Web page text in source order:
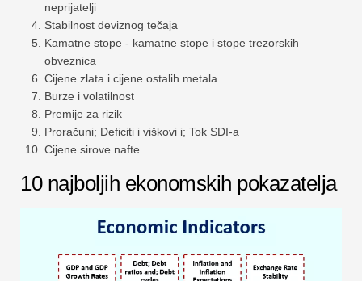
neprijatelji
Stabilnost deviznog tečaja
Kamatne stope - kamatne stope i stope trezorskih
obveznica
Cijene zlata i cijene ostalih metala
Burze i volatilnost
Premije za rizik
Proračuni; Deficiti i viškovi i; Tok SDI-a
Cijene sirove nafte
10 najboljih ekonomskih pokazatelja